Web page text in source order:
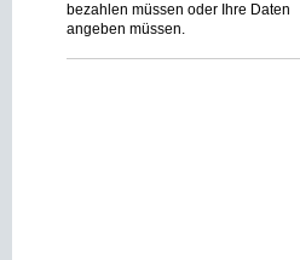
bezahlen müssen oder Ihre Daten
angeben müssen.